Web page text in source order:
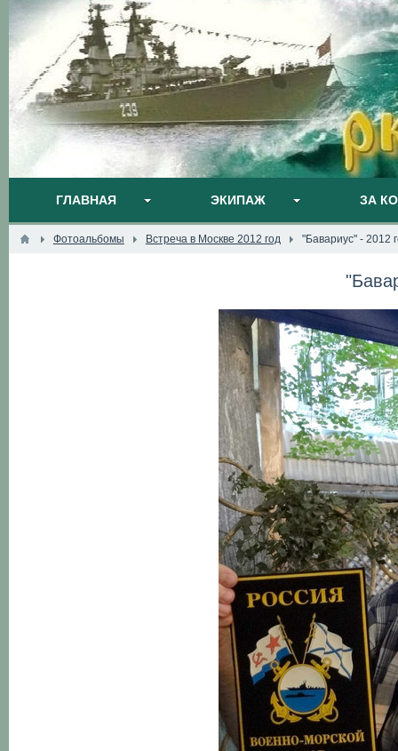
ГЛАВНАЯ ЭКИПАЖ ЗА
Фотоальбомы Встреча в Москве 2012 год "Бавариус" - 2012